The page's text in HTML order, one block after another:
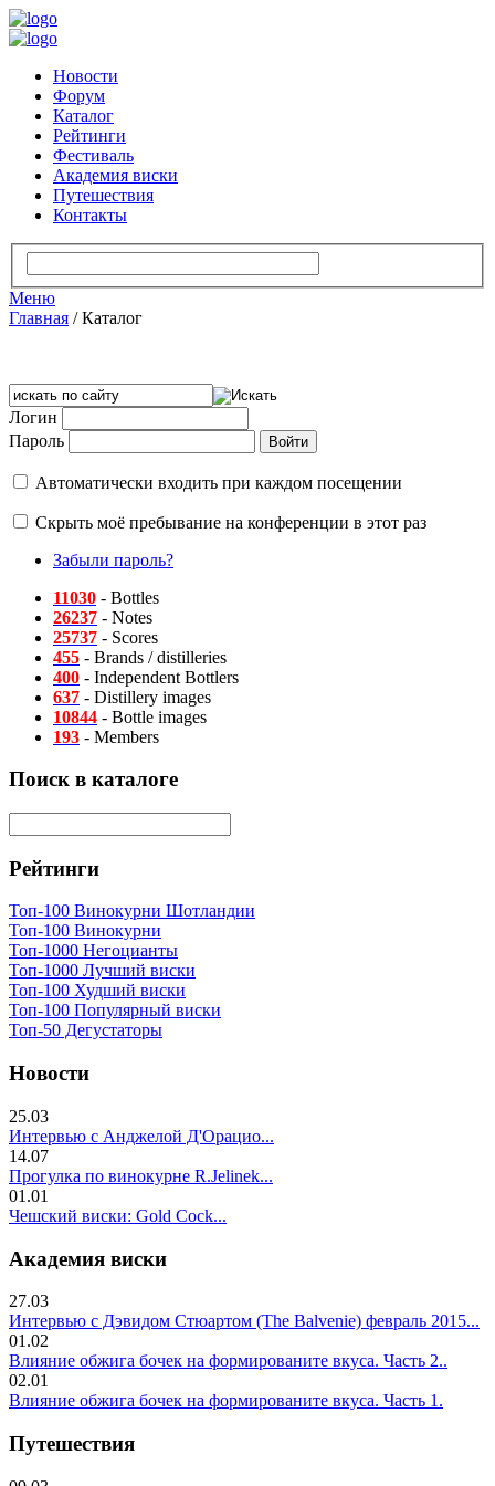
Новости
Форум
Каталог
Рейтинги
Фестиваль
Академия виски
Путешествия
Контакты
Меню
Главная /Каталог
Логин
Пароль
Автоматически входить при каждом посещении
Скрыть моё пребывание на конференции в этот раз
Забыли пароль?
11030 - Bottles
26237 - Notes
25737 - Scores
455 - Brands / distilleries
400 - Independent Bottlers
637 - Distillery images
10844 - Bottle images
193 - Members
Поиск в каталоге
Рейтинги
Топ-100 Винокурни Шотландии
Топ-100 Винокурни
Топ-1000 Негоцианты
Топ-1000 Лучший виски
Топ-100 Худший виски
Топ-100 Популярный виски
Топ-50 Дегустаторы
Новости
25.03
Интервью с Анджелой Д'Орацио...
14.07
Прогулка по винокурне R.Jelinek...
01.01
Чешский виски: Gold Cock...
Академия виски
27.03
Интервью с Дэвидом Стюартом (The Balvenie) февраль 2015...
01.02
Влияние обжига бочек на формированите вкуса. Часть 2..
02.01
Влияние обжига бочек на формированите вкуса. Часть 1.
Путешествия